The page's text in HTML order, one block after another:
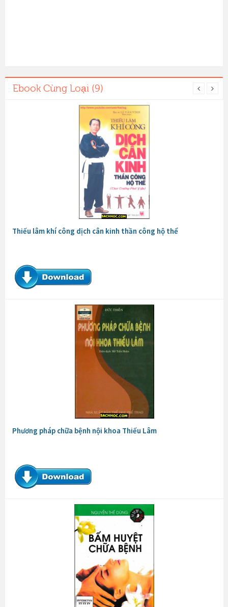
Ebook Cùng Loại (9)
Thiếu lâm khí công dịch cân kinh thần công hộ thể
Phương pháp chữa bệnh nội khoa Thiếu Lâm